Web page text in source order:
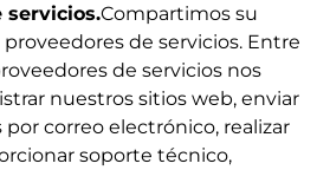
servicios.Compartimos su
de servicios. Entre
de servicios nos
nuestros sitios web, enviar
correo electrónico, realizar
soporte técnico,